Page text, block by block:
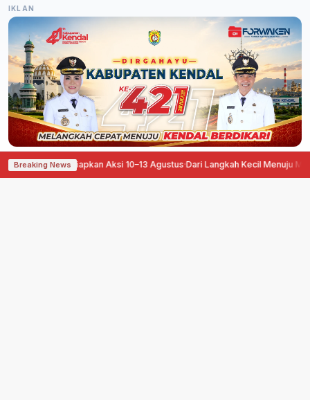
IKLAN
Breaking News
Siapkan Aksi 10–13 Agustus· Dari Langkah Kecil Menuju Manfaat